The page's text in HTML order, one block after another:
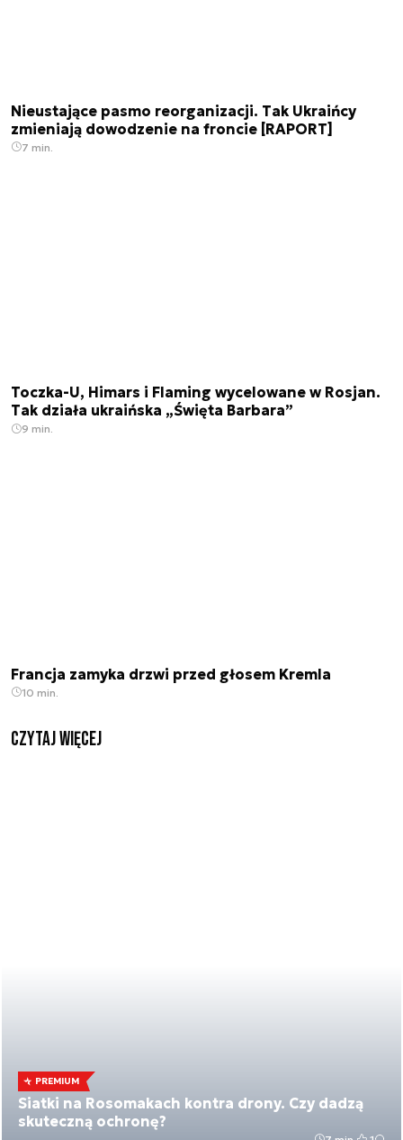
Nieustające pasmo reorganizacji. Tak Ukraińcy
zmieniają dowodzenie na froncie [RAPORT]
7 min.
Toczka-U, Himars i Flaming wycelowane w Rosjan.
Tak działa ukraińska „Święta Barbara”
9 min.
Francja zamyka drzwi przed głosem Kremla
10 min.
czytaj więcej
PREMIUM
Siatki na Rosomakach kontra drony. Czy dadzą
skuteczną ochronę?